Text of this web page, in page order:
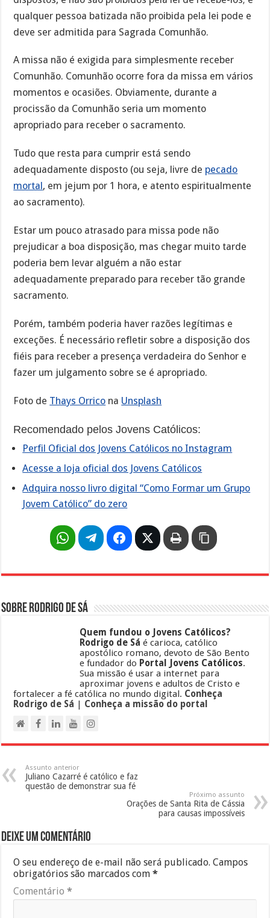
qualquer pessoa batizada não proibida pela lei pode e
deve ser admitida para Sagrada Comunhão.
A missa não é exigida para simplesmente receber
Comunhão. Comunhão ocorre fora da missa em vários
momentos e ocasiões. Obviamente, durante a
procissão da Comunhão seria um momento
apropriado para receber o sacramento.
Tudo que resta para cumprir está sendo
adequadamente disposto (ou seja, livre de pecado
mortal , em jejum por 1 hora, e atento espiritualmente
ao sacramento).
Estar um pouco atrasado para missa pode não
prejudicar a boa disposição, mas chegar muito tarde
poderia bem levar alguém a não estar
adequadamente preparado para receber tão grande
sacramento.
Porém, também poderia haver razões legítimas e
exceções. É necessário refletir sobre a disposição dos
fiéis para receber a presença verdadeira do Senhor e
fazer um julgamento sobre se é apropriado.
Foto de Thays Orrico na Unsplash
Recomendado pelos Jovens Católicos:
Perfil Oficial dos Jovens Católicos no Instagram
Acesse a loja oficial dos Jovens Católicos
Adquira nosso livro digital “Como Formar um Grupo
Jovem Católico” do zero
Sobre Rodrigo de Sá
Quem fundou o Jovens Católicos?
Rodrigo de Sá é carioca, católico
apostólico romano, devoto de São Bento
e fundador do Portal Jovens Católicos.
Sua missão é usar a internet para
aproximar jovens e adultos de Cristo e
fortalecer a fé católica no mundo digital. Conheça
Rodrigo de Sá | Conheça a missão do portal
Assunto anterior
Juliano Cazarré é católico e faz
questão de demonstrar sua fé
Próximo assunto
Orações de Santa Rita de Cássia
para causas impossíveis
Deixe um comentário
O seu endereço de e-mail não será publicado. Campos
obrigatórios são marcados com*
Comentário*